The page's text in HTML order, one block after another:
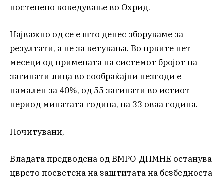
постепено воведување во Охрид.
Најважно од се е што денес зборуваме за
резултати, а не за ветувања. Во првите пет
месеци од примената на системот бројот на
загинати лица во сообраќајни незгоди е
намален за 40%, од 55 загинати во истиот
период минатата година, на 33 оваа година.
Почитувани,
Владата предводена од ВМРО-ДПМНЕ останува
цврсто посветена на заштитата на безбедноста